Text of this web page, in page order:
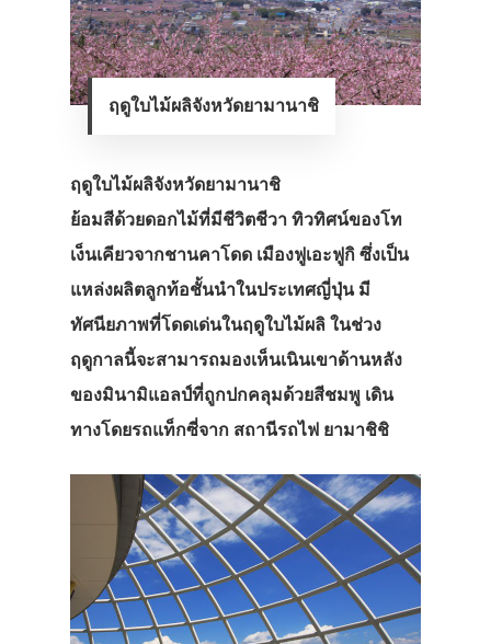
ฤดูใบไม้ผลิจังหวัดยามานาชิ
ฤดูใบไม้ผลิจังหวัดยามานาชิ
ย้อมสีด้วยดอกไม้ที่มีชีวิตชีวา ทิวทิศน์ของโท
เง็นเคียวจากชานคาโดด เมืองฟูเอะฟูกิ ซึ่งเป็น
แหล่งผลิตลูกท้อชั้นนำในประเทศญี่ปุ่น มี
ทัศนียภาพที่โดดเด่นในฤดูใบไม้ผลิ ในช่วง
ฤดูกาลนี้จะสามารถมองเห็นเนินเขาด้านหลัง
ของมินามิแอลป์ที่ถูกปกคลุมด้วยสีชมพู เดิน
ทางโดยรถแท็กซี่จาก สถานีรถไฟ ยามาชิชิ